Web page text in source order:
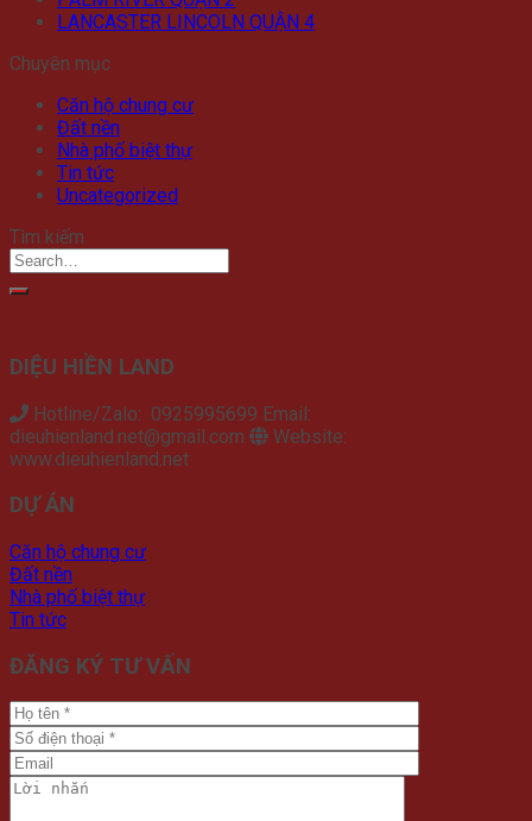
LANCASTER LINCOLN QUẬN 4
Chuyên mục
Căn hộ chung cư
Đất nền
Nhà phố biệt thự
Tin tức
Uncategorized
Tìm kiếm
DIỆU HIỀN LAND
Hotline/Zalo: 0925995699 Email:
dieuhienland.net@gmail.com
Website:
www.dieuhienland.net
DỰ ÁN
Căn hộ chung cư
Đất nền
Nhà phố biệt thự
Tin tức
ĐĂNG KÝ TƯ VẤN